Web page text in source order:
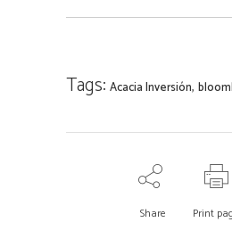
Tags: Acacia Inversión,
Share Print